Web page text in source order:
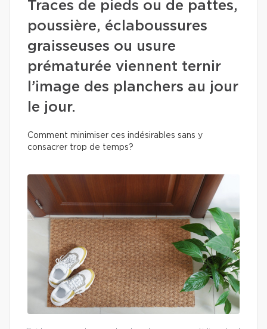
Traces de pieds ou de pattes,
poussière, éclaboussures
graisseuses ou usure
prématurée viennent ternir
l’image des planchers au jour
le jour.
Comment minimiser ces indésirables sans y
consacrer trop de temps?